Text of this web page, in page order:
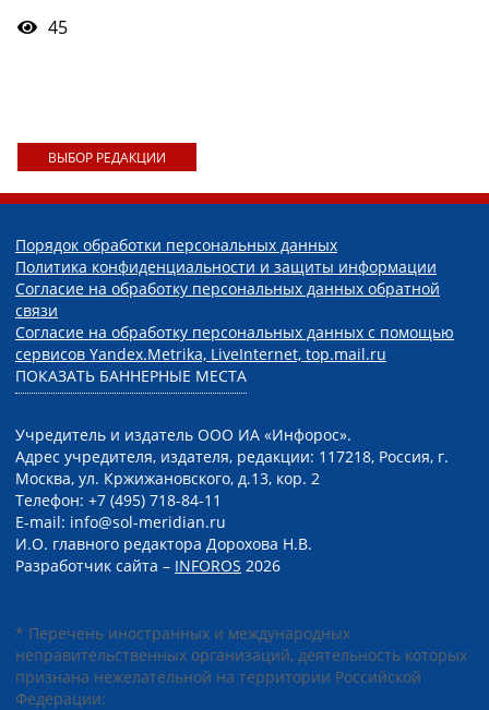
45
ВЫБОР РЕДАКЦИИ
Порядок обработки персональных данных
Политика конфиденциальности и защиты информации
Согласие на обработку персональных данных обратной
связи
Согласие на обработку персональных данных с помощью
сервисов Yandex.Metrika, LiveInternet, top.mail.ru
ПОКАЗАТЬ БАННЕРНЫЕ МЕСТА
Учредитель и издатель ООО ИА «Инфорос».
Адрес учредителя, издателя, редакции: 117218, Россия, г.
Москва, ул. Кржижановского, д.13, кор. 2
Телефон: +7 (495) 718-84-11
E-mail: info@sol-meridian.ru
И.О. главного редактора Дорохова Н.В.
Разработчик сайта – INFOROS 2026
* Перечень иностранных и международных
неправительственных организаций, деятельность которых
признана нежелательной на территории Российской
Федерации: